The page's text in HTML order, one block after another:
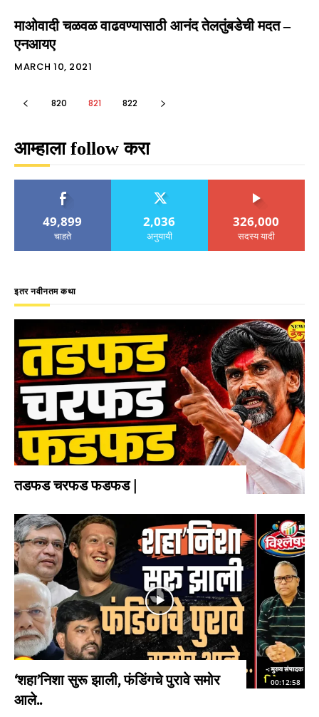
माओवादी चळवळ वाढवण्यासाठी आनंद तेलतुंबडेची मदत –
एनआयए
MARCH 10, 2021
820 821 822
आम्हाला follow करा
49,899
चाहते
2,036
अनुयायी
326,000
सदस्य यादी
इतर नवीनतम कथा
तडफड चरफड फडफड |
00:12:58
‘शहा’निशा सुरू झाली, फंडिंगचे पुरावे समोर
आले..